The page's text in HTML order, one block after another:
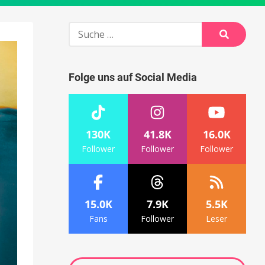
Suche
Suche
Folge uns auf Social Media
130K
Follower
41.8K
Follower
16.0K
Follower
15.0K
Fans
7.9K
Follower
5.5K
Leser